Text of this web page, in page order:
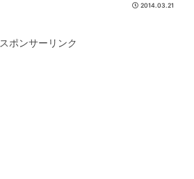
2014.03.21
スポンサーリンク